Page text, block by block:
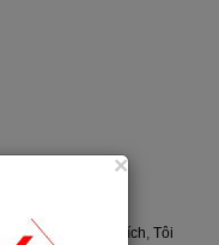
không Tôi thể tích, Tôi
×